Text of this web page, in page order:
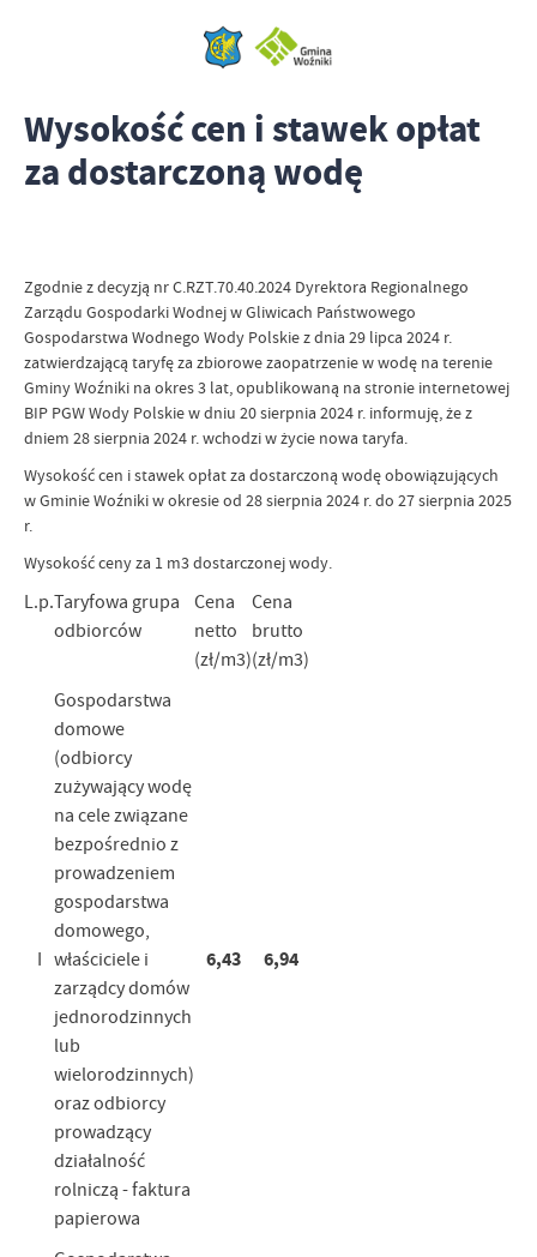
Wysokość cen i stawek opłat
za dostarczoną wodę
Zgodnie z decyzją nr C.RZT.70.40.2024 Dyrektora Regionalnego
Zarządu Gospodarki Wodnej w Gliwicach Państwowego
Gospodarstwa Wodnego Wody Polskie z dnia 29 lipca 2024 r.
zatwierdzającą taryfę za zbiorowe zaopatrzenie w wodę na terenie
Gminy Woźniki na okres 3 lat, opublikowaną na stronie internetowej
BIP PGW Wody Polskie w dniu 20 sierpnia 2024 r. informuję, że z
dniem 28 sierpnia 2024 r. wchodzi w życie nowa taryfa.
Wysokość cen i stawek opłat za dostarczoną wodę obowiązujących
w Gminie Woźniki w okresie od 28 sierpnia 2024 r. do 27 sierpnia 2025
r.
Wysokość ceny za 1 m3 dostarczonej wody.
L.p.Taryfowa grupa
odbiorców
Cena
netto
(zł/m3)
Cena
brutto
(zł/m3)
I
Gospodarstwa
domowe
(odbiorcy
zużywający wodę
na cele związane
bezpośrednio z
prowadzeniem
gospodarstwa
domowego,
właściciele i
zarządcy domów
jednorodzinnych
lub
wielorodzinnych)
oraz odbiorcy
prowadzący
działalność
rolniczą - faktura
papierowa
6,43 6,94